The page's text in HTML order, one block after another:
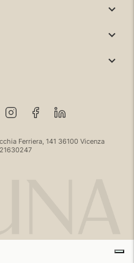
Ferriera, 141 36100 Vicenza